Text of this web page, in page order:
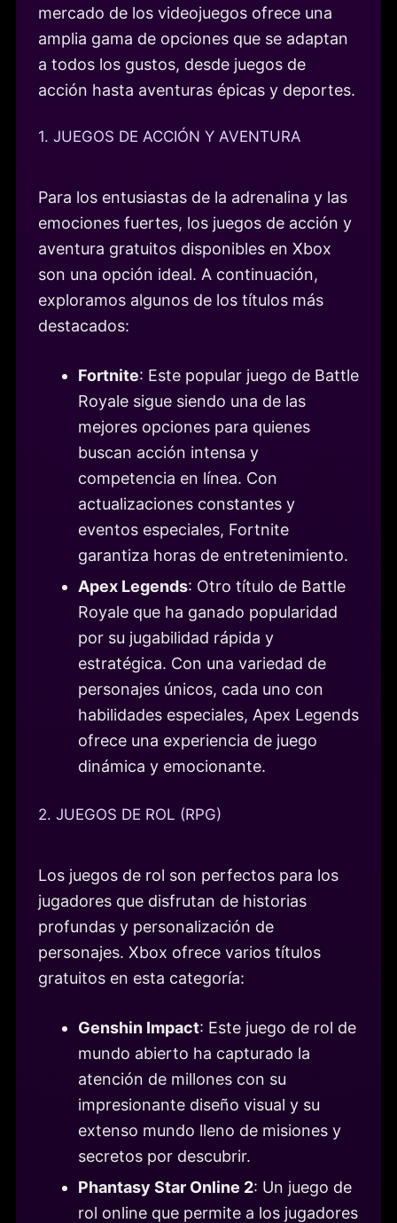
mercado de los videojuegos ofrece una
amplia gama de opciones que se adaptan
a todos los gustos, desde juegos de
acción hasta aventuras épicas y deportes.
1. JUEGOS DE ACCIÓN Y AVENTURA
Para los entusiastas de la adrenalina y las
emociones fuertes, los juegos de acción y
aventura gratuitos disponibles en Xbox
son una opción ideal. A continuación,
exploramos algunos de los títulos más
destacados:
Fortnite: Este popular juego de Battle
Royale sigue siendo una de las
mejores opciones para quienes
buscan acción intensa y
competencia en línea. Con
actualizaciones constantes y
eventos especiales, Fortnite
garantiza horas de entretenimiento.
Apex Legends: Otro título de Battle
Royale que ha ganado popularidad
por su jugabilidad rápida y
estratégica. Con una variedad de
personajes únicos, cada uno con
habilidades especiales, Apex Legends
ofrece una experiencia de juego
dinámica y emocionante.
2. JUEGOS DE ROL (RPG)
Los juegos de rol son perfectos para los
jugadores que disfrutan de historias
profundas y personalización de
personajes. Xbox ofrece varios títulos
gratuitos en esta categoría:
Genshin Impact: Este juego de rol de
mundo abierto ha capturado la
atención de millones con su
impresionante diseño visual y su
extenso mundo lleno de misiones y
secretos por descubrir.
Phantasy Star Online 2: Un juego de
rol online que permite a los jugadores